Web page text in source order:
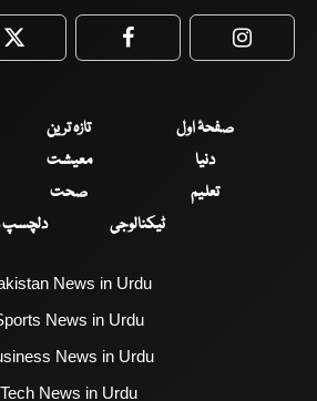
Twitter Facebook
صفحۂ اول تازہ ترین
دنیا
معیشت
تعلیم
صحت
ٹیکنالوجی
News in Urdu
News in Urdu
News in Urdu
Tech News in Urdu